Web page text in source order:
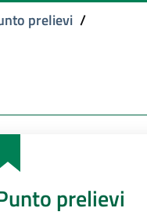
prelievi /
prelievi